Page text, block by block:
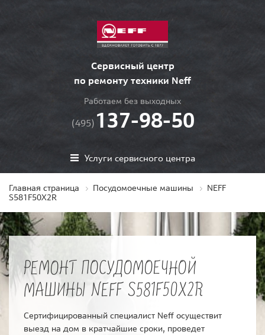
Сервисный центр
по ремонту техники Neff
Работаем без выходных
(495) 137-98-50
Услуги сервисного центра
Главная страница Посудомоечные машины
NEFF
S581F50X2R
РЕМОНТ ПОСУДОМОЕЧНОЙ
МАШИНЫ NEFF S581F50X2R
Сертифицированный специалист Neff осуществит
выезд на дом в кратчайшие сроки, проведет